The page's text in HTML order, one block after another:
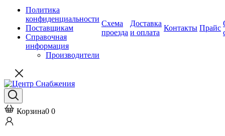
Политика
конфиденциальности
Поставщикам
Справочная
информация
Производители
Схема
проезда
Доставка
и оплата
Контакты Прайс
Корзина0 0